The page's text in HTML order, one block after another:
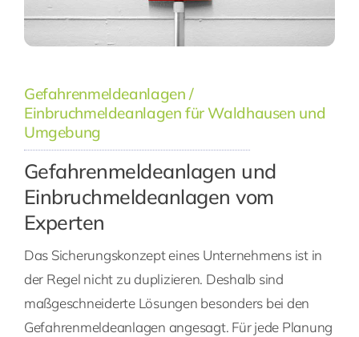
Gefahrenmeldeanlagen /
Einbruchmeldeanlagen für Waldhausen und
Umgebung
Gefahrenmeldeanlagen und
Einbruchmeldeanlagen vom
Experten
Das Sicherungskonzept eines Unternehmens ist in
der Regel nicht zu duplizieren. Deshalb sind
maßgeschneiderte Lösungen besonders bei den
Gefahrenmeldeanlagen angesagt. Für jede Planung